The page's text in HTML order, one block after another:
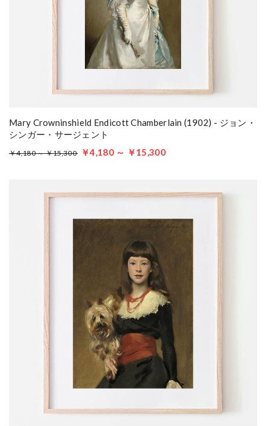
Mary Crowninshield Endicott Chamberlain (1902) - ジョン・
シンガー・サージェント
￥4,180 ～ ￥15,300 ￥4,180 ～ ￥15,300